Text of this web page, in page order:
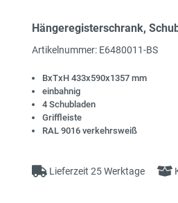
Hängeregisterschrank,
Artikelnummer: E6480011-BS
BxTxH 433x590x1357 mm
einbahnig
4 Schubladen
Griffleiste
RAL 9016 verkehrsweiß
Lieferzeit 25 Werktage